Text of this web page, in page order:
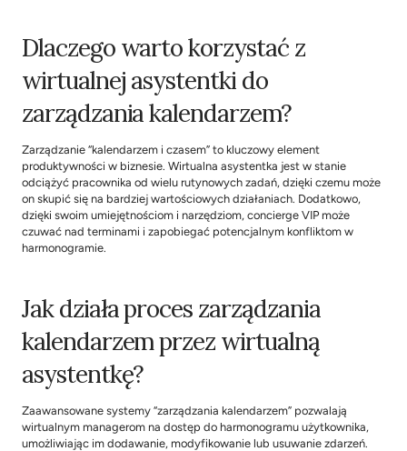
Dlaczego warto korzystać z
wirtualnej asystentki do
zarządzania kalendarzem?
Zarządzanie “kalendarzem i czasem” to kluczowy element
produktywności w biznesie. Wirtualna asystentka jest w stanie
odciążyć pracownika od wielu rutynowych zadań, dzięki czemu może
on skupić się na bardziej wartościowych działaniach. Dodatkowo,
dzięki swoim umiejętnościom i narzędziom, concierge VIP może
czuwać nad terminami i zapobiegać potencjalnym konfliktom w
harmonogramie.
Jak działa proces zarządzania
kalendarzem przez wirtualną
asystentkę?
wirtualnym managerom na dostęp do harmonogramu użytkownika,
umożliwiając im dodawanie, modyfikowanie lub usuwanie zdarzeń.